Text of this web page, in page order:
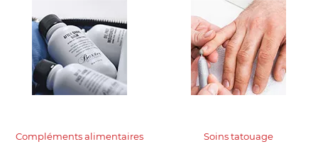
Compléments alimentaires Soins tatouage